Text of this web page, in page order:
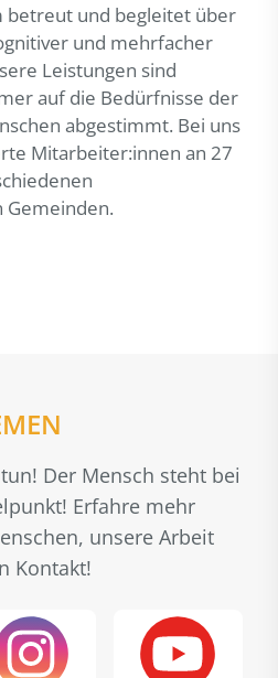
betreut und begleitet über
und mehrfacher
Leistungen sind
auf die Bedürfnisse der
abgestimmt. Bei uns
Mitarbeiter:innen an 27
Der Mensch steht bei
Erfahre mehr
unsere Arbeit
Kontakt!